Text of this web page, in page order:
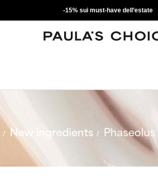
-15% sui must-have dell’estate
New ingredients